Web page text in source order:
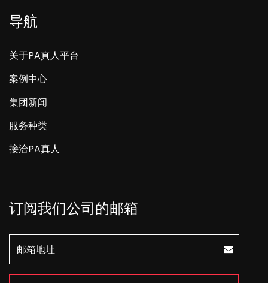
导航
关于PA真人平台
案例中心
集团新闻
服务种类
接洽PA真人
订阅我们公司的邮箱